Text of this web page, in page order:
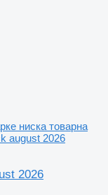
ниска товарна
august 2026
2026